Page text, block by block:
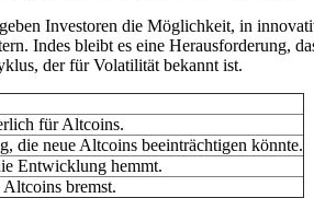
Investoren die Möglichkeit, in
Indes bleibt es eine Herausforderung,
der für Volatilität bekannt ist.
für Altcoins.
die neue Altcoins beeinträchtigen könnte.
Entwicklung hemmt.
bremst.